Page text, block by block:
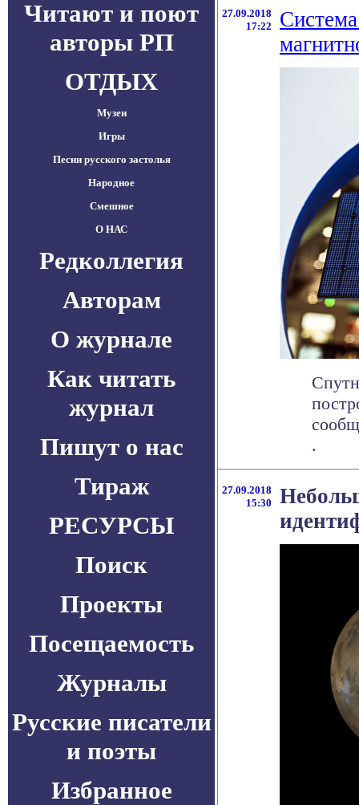
Читают и поют
авторы РП
ОТДЫХ
Музеи
Игры
Песни русского застолья
Народное
Смешное
О НАС
Редколлегия
Авторам
О журнале
Как читать
журнал
Пишут о нас
Тираж
РЕСУРСЫ
Поиск
Проекты
Посещаемость
Журналы
Русские писатели
и поэты
Избранное
27.09.2018
17:22
.
27.09.2018
15:30